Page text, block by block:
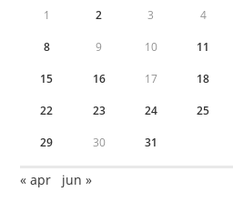
1 2 3 4
8 9 10 11
15 16 17 18
22 23 24 25
29 30 31
« apr jun »